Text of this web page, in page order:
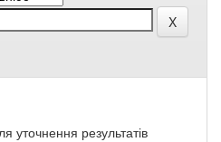
уточнення результатів